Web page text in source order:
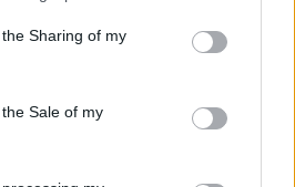
Sharing of my
Sale of my
Nadia skal vinne! Hun er ei
og alene mamma til sin nydelige
alltid opp, uansett, hun jobber
sin, hun fortjener virkelig